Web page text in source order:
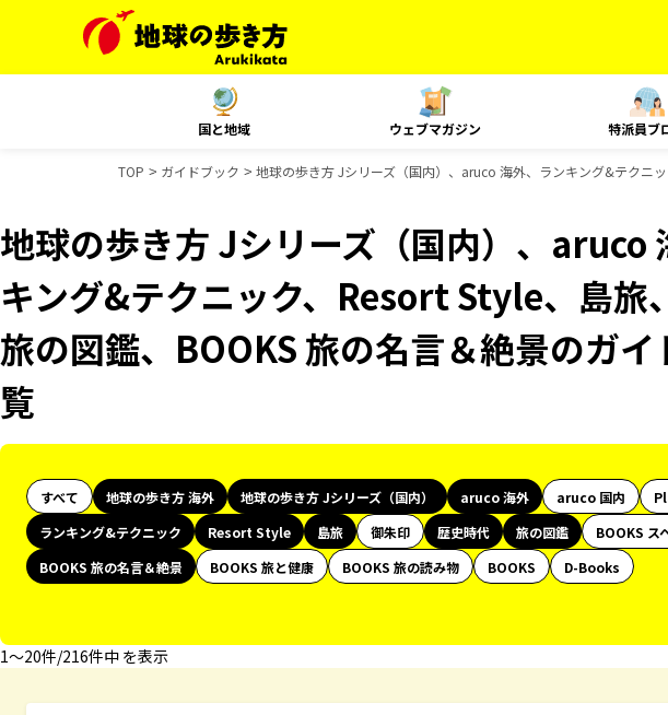
国と地域 ウェブマガジン 特派員ブ
TOP ガイドブック 地球の歩き方 Jシリーズ（国内）、aruco 海外、ランキング&テクニ
地球の歩き方 Jシリーズ（国内）、aruco
キング&テクニック、Resort Style、島旅
旅の図鑑、BOOKS 旅の名言＆絶景のガ
覧
すべて 地球の歩き方 海外 地球の歩き方 Jシリーズ（国内） aruco 海外 aruco 国内
ランキング&テクニック
Resort Style 島旅 御朱印 歴史時代 旅の図鑑
BOOKS ス
BOOKS 旅の名言＆絶景
BOOKS 旅と健康 BOOKS 旅の読み物 BOOKS
D-Books
1〜20件/216件中 を表示